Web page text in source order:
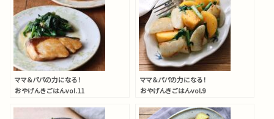
ママ＆パパの力になる！
おやげんきごはんvol.11
椒酒蒸し
ママ＆パパの力になる！
おやげんきごはんvol.9
焼きかぶと柿のマリネ